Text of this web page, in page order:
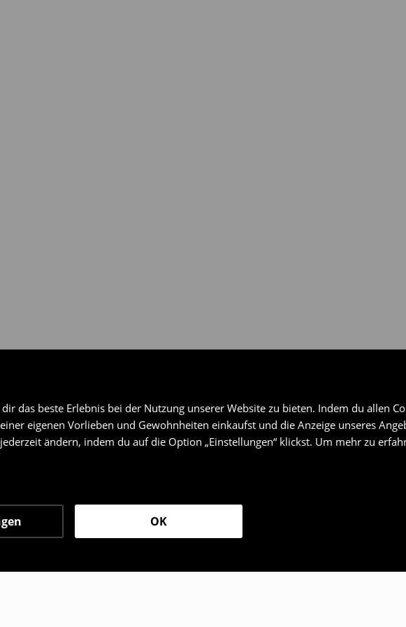
das beste Erlebnis bei der Nutzung unserer Website zu bieten. Indem du allen
eigenen Vorlieben und Gewohnheiten einkaufst und die Anzeige unseres
ändern, indem du auf die Option „Einstellungen“ klickst. Um mehr zu
OK